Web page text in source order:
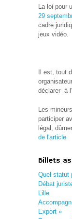
La loi pour
29
cadre
jeux vidéo.
Il est, tout
déclarer à
Les
participer
légal,
de l'article
Billets
Quel statut
Débat
Lille
Export »